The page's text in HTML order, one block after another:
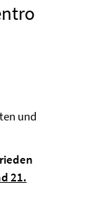
und
21.